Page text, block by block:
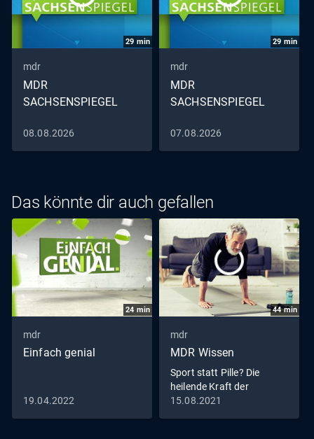
29 min
mdr
MDR
SACHSENSPIEGEL
08.08.2026
29 min
mdr
MDR
SACHSENSPIEGEL
07.08.2026
Das könnte dir auch gefallen
24 min
mdr
Einfach genial
19.04.2022
44min
mdr
MDR Wissen
Sport statt Pille? Die
heilende Kraft der
Bewegung
15.08.2021